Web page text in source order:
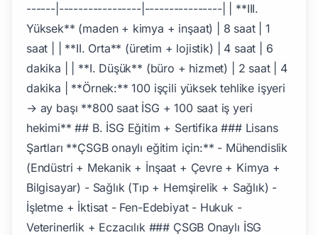
------|-----------------|----------------| | **III.
Yüksek** (maden + kimya + inşaat) | 8 saat | 1
saat | | **II. Orta** (üretim + lojistik) | 4 saat | 6
dakika | | **I. Düşük** (büro + hizmet) | 2 saat | 4
dakika | **Örnek:** 100 işçili yüksek tehlike işyeri
→ ay başı **800 saat İSG + 100 saat iş yeri
hekimi** ## B. İSG Eğitim + Sertifika ### Lisans
Şartları **ÇSGB onaylı eğitim için:** - Mühendislik
(Endüstri + Mekanik + İnşaat + Çevre + Kimya +
Bilgisayar) - Sağlık (Tıp + Hemşirelik + Sağlık) -
İşletme + İktisat - Fen-Edebiyat - Hukuk -
Veterinerlik + Eczacılık ### ÇSGB Onaylı İSG